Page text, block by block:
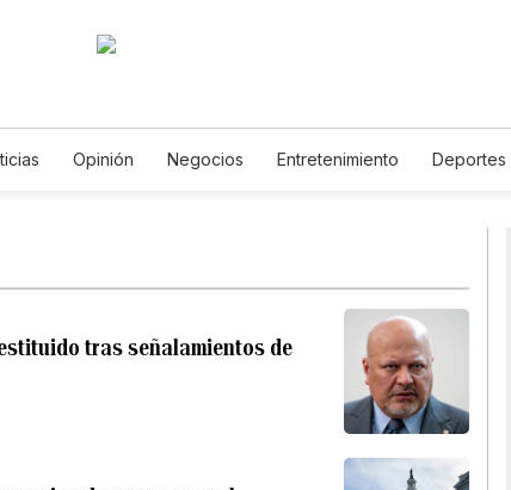
Opinión Negocios Entretenimiento Deportes
tras señalamientos de